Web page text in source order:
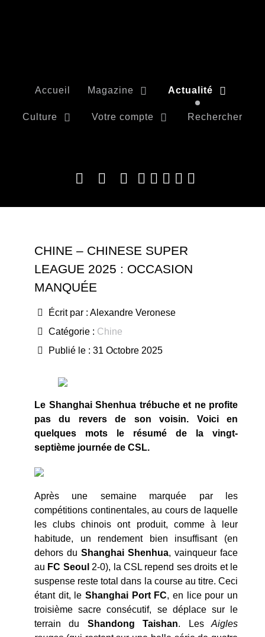
Accueil Magazine Actualité
Culture Votre compte Rechercher
CHINE – CHINESE SUPER
LEAGUE 2025 : OCCASION
MANQUÉE
Écrit par : Alexandre Veronese
Catégorie : Chine
Publié le : 31 Octobre 2025
Le Shanghai Shenhua trébuche et ne profite
pas du revers de son voisin. Voici en
quelques mots le résumé de la vingt-
septième journée de CSL.
Après une semaine marquée par les
compétitions continentales, au cours de laquelle
les clubs chinois ont produit, comme à leur
habitude, un rendement bien insuffisant (en
dehors du Shanghai Shenhua, vainqueur face
au FC Seoul 2-0), la CSL repend ses droits et le
suspense reste total dans la course au titre. Ceci
étant dit, le Shanghai Port FC, en lice pour un
troisième sacre consécutif, se déplace sur le
terrain du Shandong Taishan. LesAigles